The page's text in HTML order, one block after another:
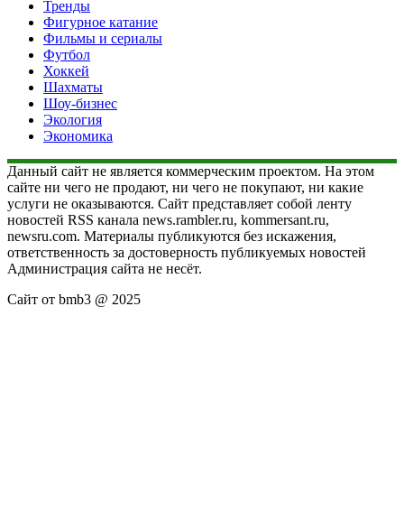
Тренды
Фигурное катание
Фильмы и сериалы
Футбол
Хоккей
Шахматы
Шоу-бизнес
Экология
Экономика
Данный сайт не является коммерческим проектом. На этом
сайте ни чего не продают, ни чего не покупают, ни какие
услуги не оказываются. Сайт представляет собой ленту
новостей RSS канала news.rambler.ru, kommersant.ru,
newsru.com. Материалы публикуются без искажения,
ответственность за достоверность публикуемых новостей
Администрация сайта не несёт.
Сайт от bmb3 @ 2025